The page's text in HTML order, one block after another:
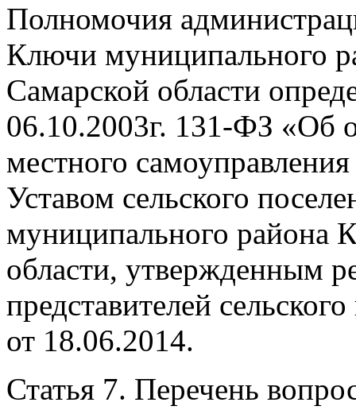
Полномочия
Ключи муниципального
Самарской области
06.10.2003г. 131-ФЗ «Об
местного
Уставом сельского
муниципального района
области, утвержденным
представителей
от 18.06.2014.
Статья 7. Перечень